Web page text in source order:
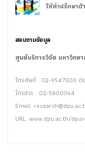
ให้คำปรึกษาด้
สอบถามข้อมูล
ศูนย์บริการวิจัย มหาวิท
โทรศัพท์ : 02-9547300 ต่
โทรสาร : 02-5800064
Email:
URL: www.dpu.ac.th/